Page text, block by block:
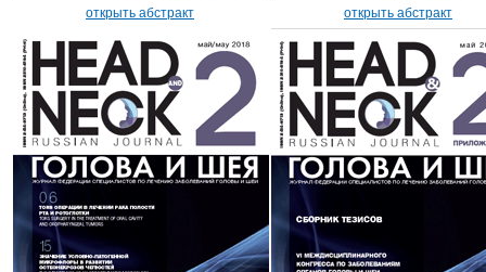
открыть абстракт открыть абстракт